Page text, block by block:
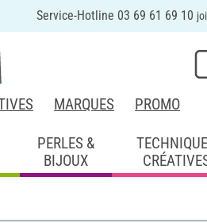
Service-Hotline 03 69 61 69 10
MARQUES PROMO
PERLES &
BIJOUX